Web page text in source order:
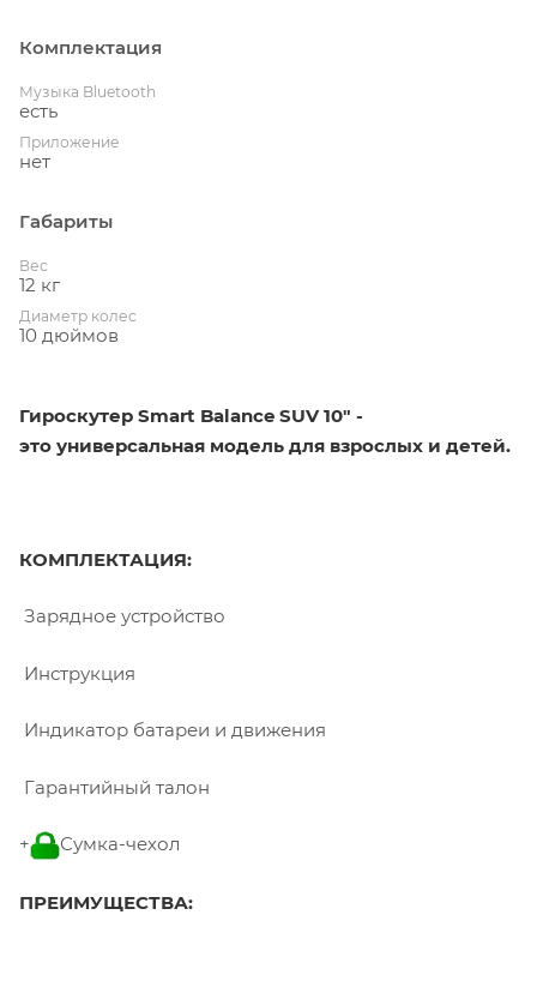
Комплектация
Музыка Bluetooth
есть
Приложение
нет
Габариты
Вес
12 кг
Диаметр колес
10 дюймов
Гироскутер Smart Balance SUV 10" -
это универсальная модель для взрослых и детей.
КОМПЛЕКТАЦИЯ:
Зарядное устройство
Инструкция
Индикатор батареи и движения
Гарантийный талон
+ Сумка-чехол
ПРЕИМУЩЕСТВА: